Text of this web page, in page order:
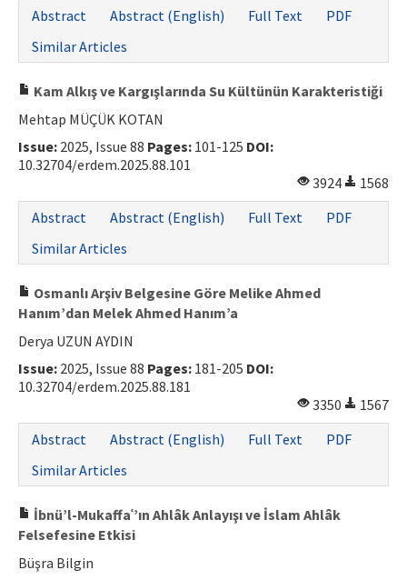
Abstract
Abstract (English) Full Text
PDF
Similar Articles
Kam Alkış ve Kargışlarında Su Kültünün Karakteristiği
Mehtap MÜÇÜK KOTAN
Issue: 2025, Issue 88 Pages: 101-125 DOI:
10.32704/erdem.2025.88.101
3924
1568
Abstract
Abstract (English) Full Text
PDF
Similar Articles
Osmanlı Arşiv Belgesine Göre Melike Ahmed
Hanım’dan Melek Ahmed Hanım’a
Derya UZUN AYDIN
Issue: 2025, Issue 88 Pages: 181-205 DOI:
10.32704/erdem.2025.88.181
3350
1567
Abstract
Abstract (English) Full Text
PDF
Similar Articles
İbnü’l-Mukaffaʿ’ın Ahlâk Anlayışı ve İslam Ahlâk
Felsefesine Etkisi
Büşra Bilgin